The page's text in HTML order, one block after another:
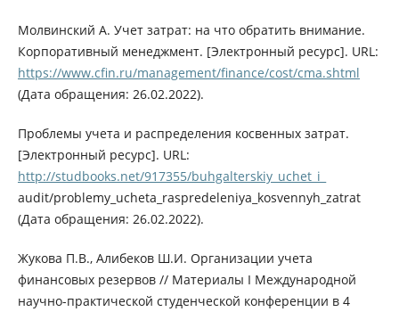
Молвинский А. Учет затрат: на что обратить внимание.
Корпоративный менеджмент. [Электронный ресурс]. URL:
https://www.cfin.ru/management/finance/cost/cma.shtml
(Дата обращения: 26.02.2022).
Проблемы учета и распределения косвенных затрат.
[Электронный ресурс]. URL:
http://studbooks.net/917355/buhgalterskiy_uchet_i_
audit/problemy_ucheta_raspredeleniya_kosvennyh_zatrat
(Дата обращения: 26.02.2022).
Жукова П.В., Алибеков Ш.И. Организации учета
финансовых резервов // Материалы I Международной
научно-практической студенческой конференции в 4